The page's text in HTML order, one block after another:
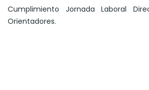
Cumplimiento Jornada Laboral
Orientadores.